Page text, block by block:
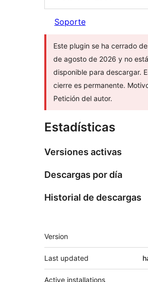
Soporte
Este plugin se ha cerrado
de agosto de 2026 y no está
disponible para descargar.
cierre es permanente.
Petición del autor.
Estadísticas
Versiones activas
Descargas por día
Historial de descargas
Meta
Version
Last updated
Active installations